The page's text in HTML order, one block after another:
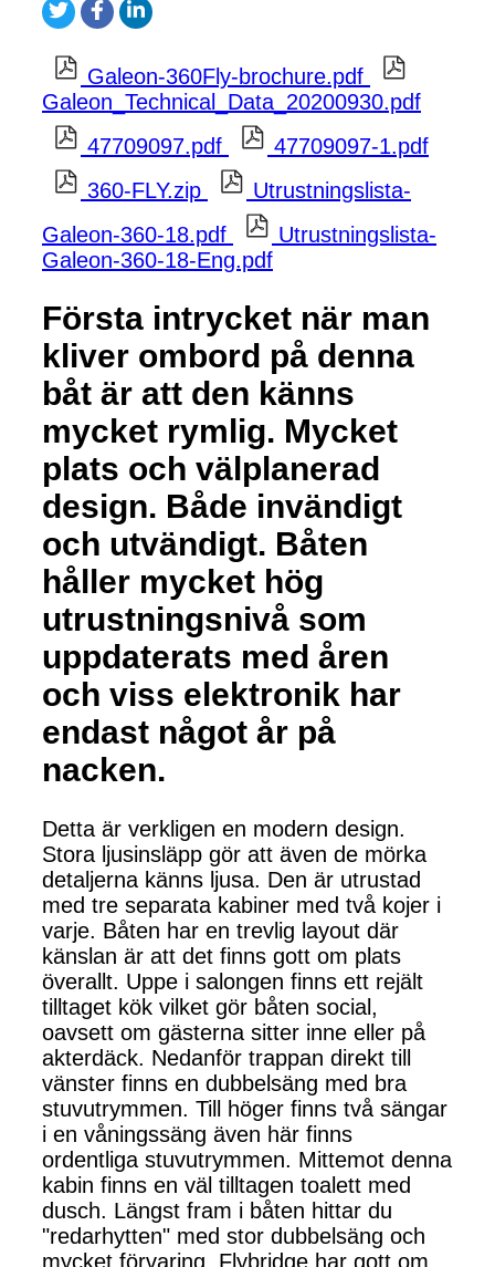
Galeon-360Fly-brochure.pdf
Galeon_Technical_Data_20200930.pdf
47709097.pdf
47709097-1.pdf
360-FLY.zip
Utrustningslista-
Galeon-360-18.pdf
Utrustningslista-
Galeon-360-18-Eng.pdf
Första intrycket när man
kliver ombord på denna
båt är att den känns
mycket rymlig. Mycket
plats och välplanerad
design. Både invändigt
och utvändigt. Båten
håller mycket hög
utrustningsnivå som
uppdaterats med åren
och viss elektronik har
endast något år på
nacken.
Detta är verkligen en modern design.
Stora ljusinsläpp gör att även de mörka
detaljerna känns ljusa. Den är utrustad
med tre separata kabiner med två kojer i
varje. Båten har en trevlig layout där
känslan är att det finns gott om plats
överallt. Uppe i salongen finns ett rejält
tilltaget kök vilket gör båten social,
oavsett om gästerna sitter inne eller på
akterdäck. Nedanför trappan direkt till
vänster finns en dubbelsäng med bra
stuvutrymmen. Till höger finns två sängar
i en våningssäng även här finns
ordentliga stuvutrymmen. Mittemot denna
kabin finns en väl tilltagen toalett med
dusch. Längst fram i båten hittar du
"redarhytten" med stor dubbelsäng och
mycket förvaring. Flybridge har gott om